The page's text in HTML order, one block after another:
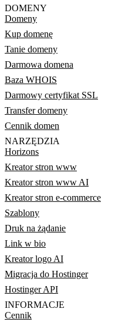
DOMENY
Domeny
Kup domenę
Tanie domeny
Darmowa domena
Baza WHOIS
Darmowy certyfikat SSL
Transfer domeny
Cennik domen
NARZĘDZIA
Horizons
Kreator stron www
Kreator stron www AI
Kreator stron e-commerce
Szablony
Druk na żądanie
Link w bio
Kreator logo AI
Migracja do Hostinger
Hostinger API
INFORMACJE
Cennik